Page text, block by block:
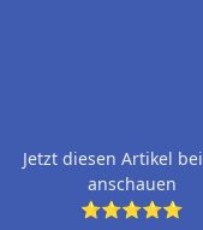
Jetzt diesen Artikel bei
anschauen
⭐⭐⭐⭐⭐